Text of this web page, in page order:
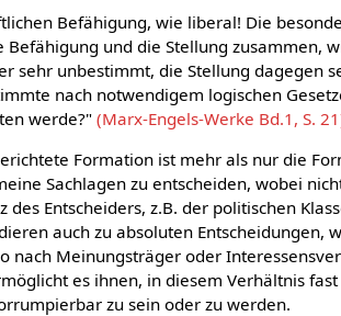
Befähigung, wie liberal! Die
und die Stellung zusammen,
sehr unbestimmt, die Stellung dagegen
nach notwendigem logischen
werde?"(Marx-Engels-Werke Bd.1, S.
Formation ist mehr als nur die
Sachlagen zu entscheiden, wobei
Entscheiders, z.B. der politischen
auch zu absoluten Entscheidungen,
nach Meinungsträger oder
es ihnen, in diesem Verhältnis
zu sein oder zu werden.